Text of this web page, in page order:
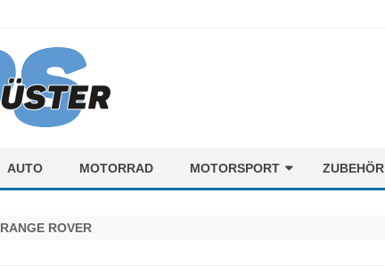
AUTO MOTORRAD MOTORSPORT ZUBEHÖR
RANGE ROVER